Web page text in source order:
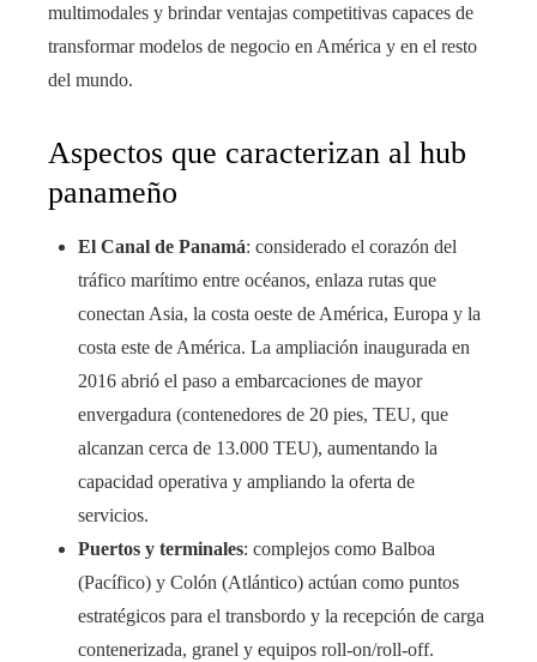
multimodales y brindar ventajas competitivas capaces de
transformar modelos de negocio en América y en el resto
del mundo.
Aspectos que caracterizan al hub
panameño
El Canal de Panamá: considerado el corazón del
tráfico marítimo entre océanos, enlaza rutas que
conectan Asia, la costa oeste de América, Europa y la
costa este de América. La ampliación inaugurada en
2016 abrió el paso a embarcaciones de mayor
envergadura (contenedores de 20 pies, TEU, que
alcanzan cerca de 13.000 TEU), aumentando la
capacidad operativa y ampliando la oferta de
servicios.
Puertos y terminales: complejos como Balboa
(Pacífico) y Colón (Atlántico) actúan como puntos
estratégicos para el transbordo y la recepción de carga
contenerizada, granel y equipos roll-on/roll-off.